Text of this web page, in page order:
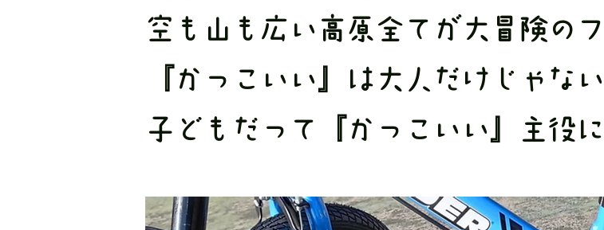
空も山も広い高原全てが大冒険の
『かっこいい』は大人だけじゃない
子どもだって『かっこいい』主役に